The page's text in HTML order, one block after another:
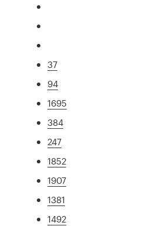
37
94
1695
384
247
1852
1907
1381
1492